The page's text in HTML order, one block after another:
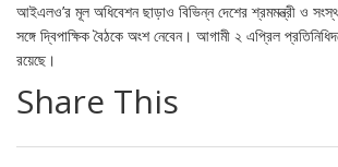
আইএলও’র মূল অধিবেশন ছাড়াও বিভিন্ন দেশের শ্রমমন্ত্রী ও
সঙ্গে দ্বিপাক্ষিক বৈঠকে অংশ নেবেন। আগামী ২ এপ্রিল
রয়েছে।
Share This